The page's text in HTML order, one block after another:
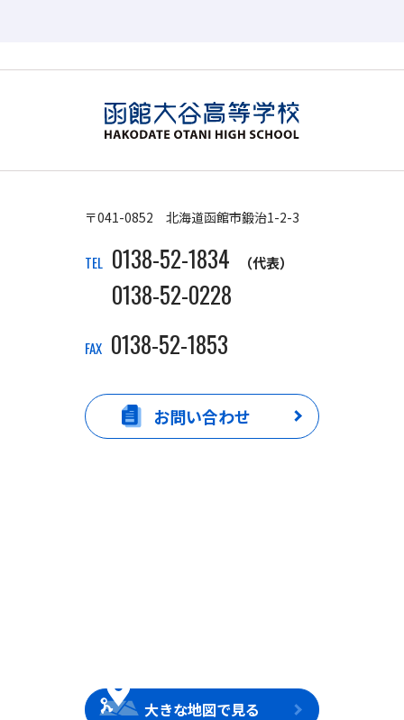
〒041-0852 北海道函館市鍛治1-2-3
TEL 0138-52-1834 （代表）
0138-52-0228
FAX 0138-52-1853
お問い合わせ
大きな地図で見る